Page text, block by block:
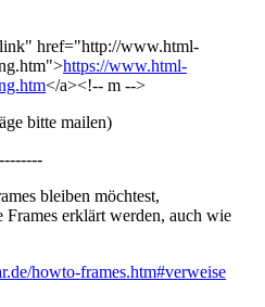
href="http://www.html-
https://www.html-
</a><!-- m -->
bitte mailen)
bleiben möchtest,
Frames erklärt werden, auch wie
howto-frames.htm#verweise